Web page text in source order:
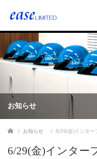
お知らせ
ホーム お知らせ 6/29(金)インター
6/29(金)インター